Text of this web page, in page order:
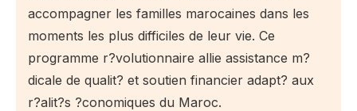
accompagner les familles marocaines dans les
moments les plus difficiles de leur vie. Ce
programme r?volutionnaire allie assistance m?
dicale de qualit? et soutien financier adapt? aux
r?alit?s ?conomiques du Maroc.